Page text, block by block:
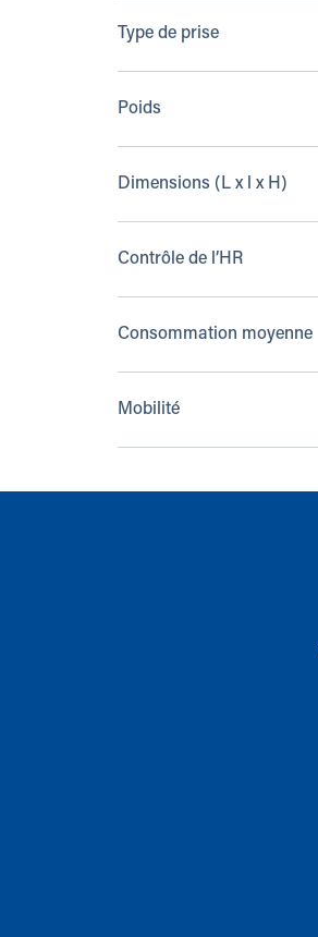
Type de prise
Poids
Dimensions (L x l x H)
Contrôle de l’HR
Consommation moyenne
Mobilité